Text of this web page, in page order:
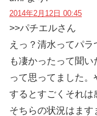
2014年2月12日 00:45
>>パチエルさん
えっ？清水ってパ
も凄かったって聞
って思ってました
するとすごくそれは
そちらの状況はま